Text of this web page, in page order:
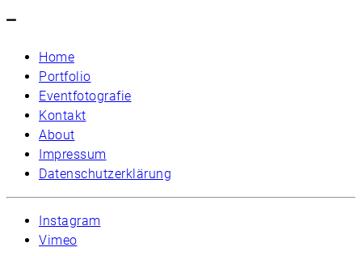
–
Home
Portfolio
Eventfotografie
Kontakt
About
Impressum
Datenschutzerklärung
Instagram
Vimeo